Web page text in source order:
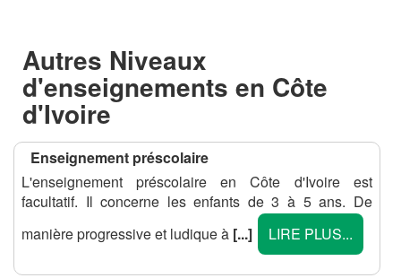
Autres Niveaux
d'enseignements en Côte
d'Ivoire
Enseignement préscolaire
L'enseignement préscolaire en Côte d'Ivoire est
facultatif. Il concerne les enfants de 3 à 5 ans. De
manière progressive et ludique à [...] LIRE PLUS...